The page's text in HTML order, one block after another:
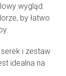
wygląd.
by łatwo
i zestaw
idealna na